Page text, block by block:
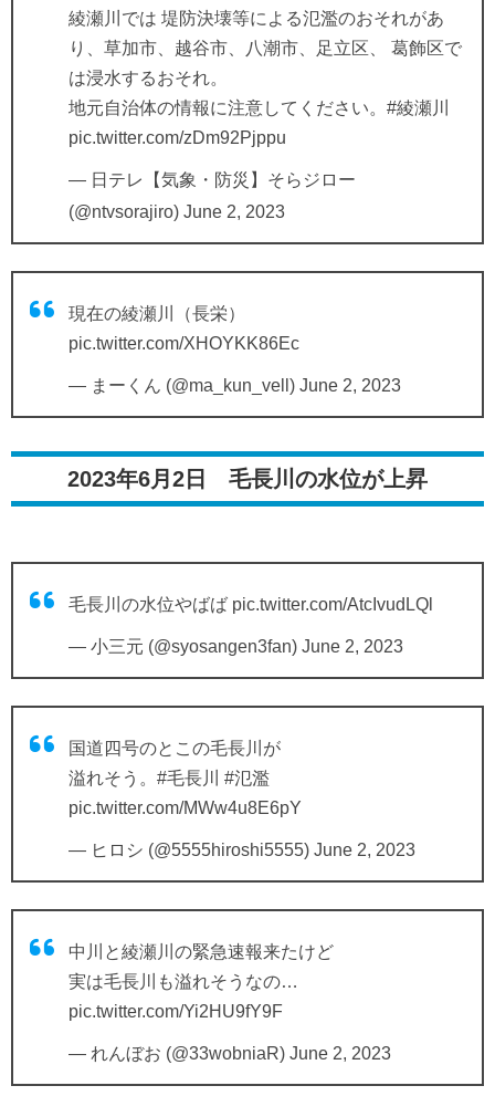
綾瀬川では 堤防決壊等による氾濫のおそれがあ
り、草加市、越谷市、八潮市、足立区、 葛飾区で
は浸水するおそれ。
地元自治体の情報に注意してください。 #綾瀬川
pic.twitter.com/zDm92Pjppu
— 日テレ【気象・防災】そらジロー
(@ntvsorajiro) June 2, 2023
現在の綾瀬川（長栄）
pic.twitter.com/XHOYKK86Ec
— まーくん (@ma_kun_vell) June 2, 2023
2023年6月2日 毛長川の水位が上昇
毛長川の水位やばば pic.twitter.com/AtcIvudLQl
— 小三元 (@syosangen3fan) June 2, 2023
国道四号のとこの毛長川が
溢れそう。 #毛長川
#氾濫
pic.twitter.com/MWw4u8E6pY
— ヒロシ (@5555hiroshi5555) June 2, 2023
中川と綾瀬川の緊急速報来たけど
実は毛長川も溢れそうなの…
pic.twitter.com/Yi2HU9fY9F
— れんぼお (@33wobniaR) June 2, 2023